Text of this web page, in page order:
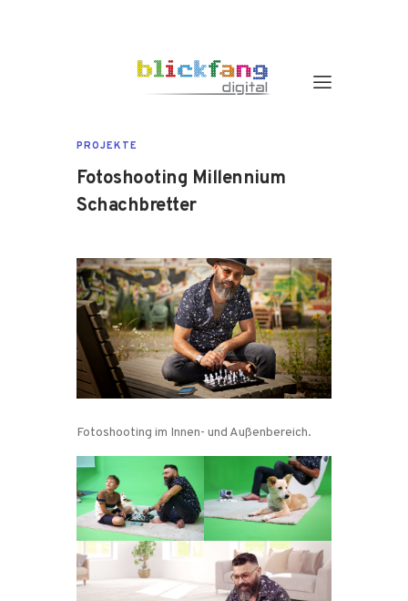
PROJEKTE
Fotoshooting Millennium
Schachbretter
Fotoshooting im Innen- und Außenbereich.